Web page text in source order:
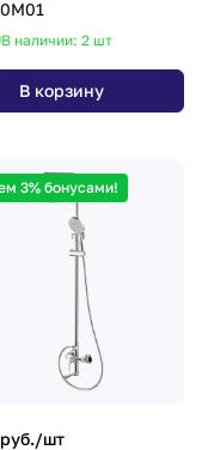
В наличии: 2 шт
В корзину
3% бонусами!
шт